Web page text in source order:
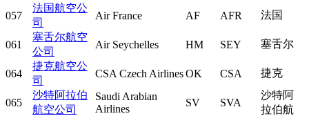
057
法国航空公
司
Air France AF AFR 法国
061
塞舌尔航空
公司
Air Seychelles HM SEY 塞舌尔
064
捷克航空公
司
CSA Czech AirlinesOK CSA 捷克
065
沙特阿拉伯
航空公司
Saudi Arabian
Airlines
SV SVA
沙特阿
拉伯航